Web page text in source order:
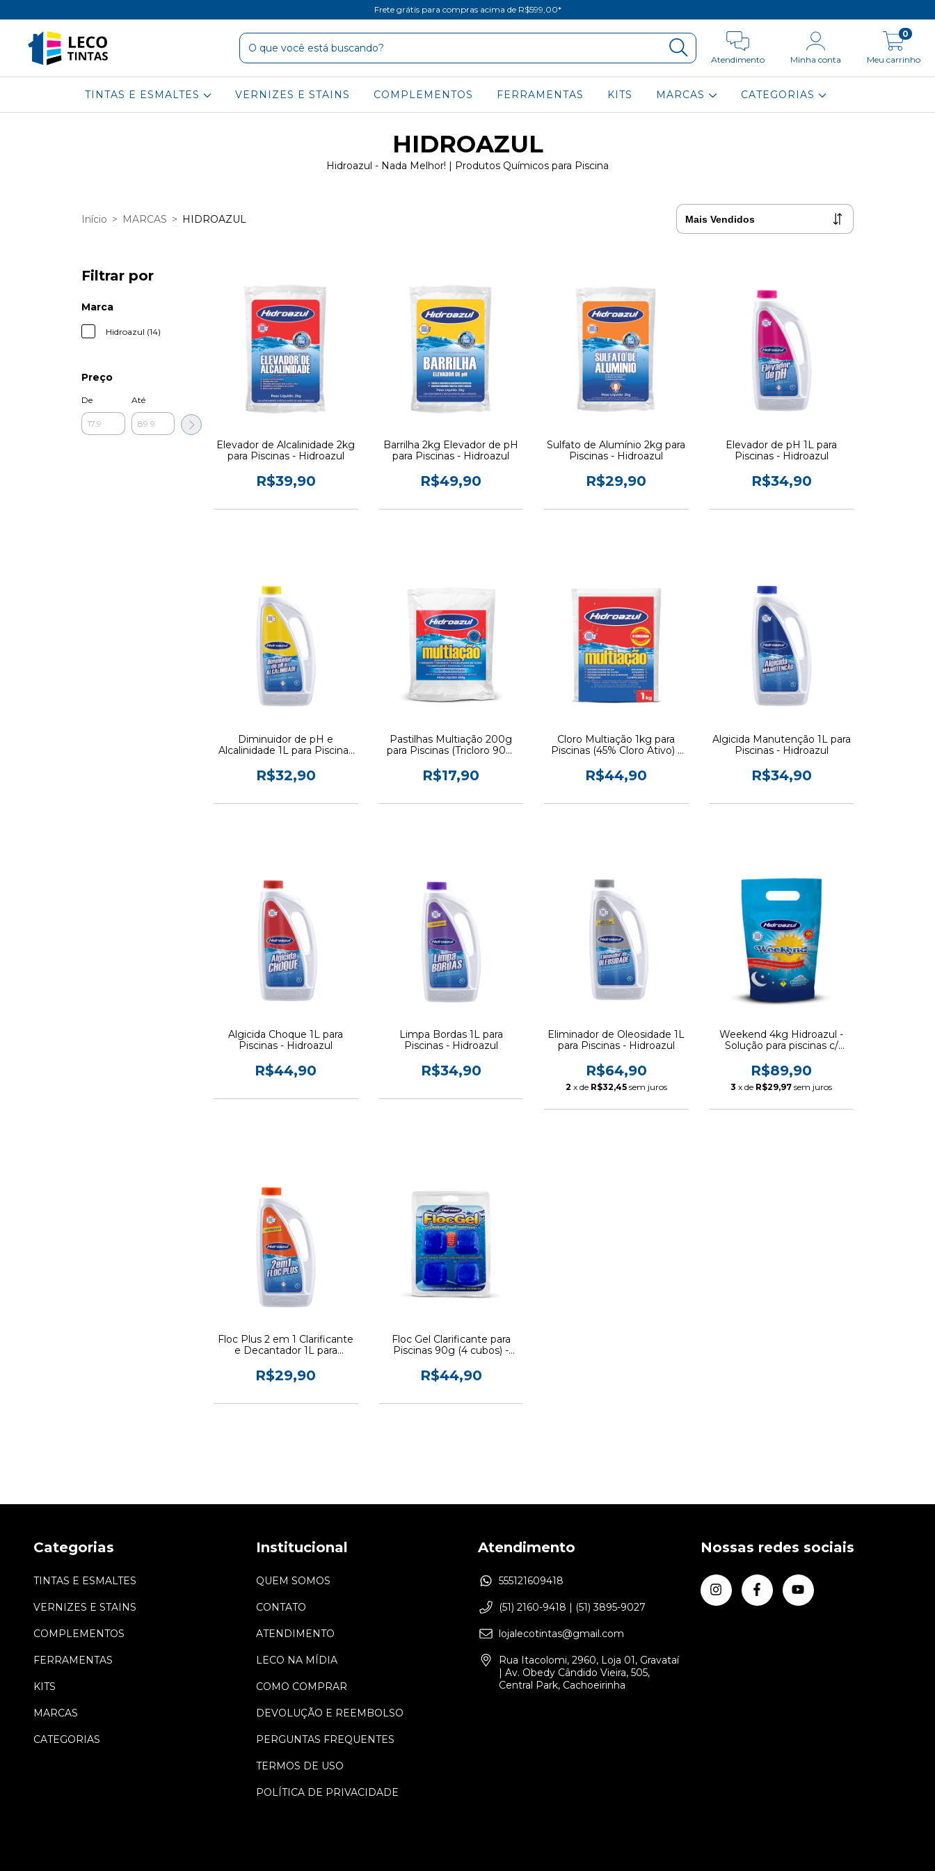
Frete grátis para compras acima de R$599,00*
Atendimento Minha conta Meu carrinho
0
TINTAS E ESMALTES VERNIZES E STAINS COMPLEMENTOS FERRAMENTAS KITS MARCAS CATEGORIAS
HIDROAZUL
Hidroazul - Nada Melhor! | Produtos Químicos para Piscina
Início > MARCAS > HIDROAZUL
Filtrar por
Marca
Hidroazul (14)
Preço
De Até
Elevador de Alcalinidade 2kg
para Piscinas - Hidroazul
R$39,90
Barrilha 2kg Elevador de pH
para Piscinas - Hidroazul
R$49,90
Sulfato de Alumínio 2kg para
Piscinas - Hidroazul
R$29,90
Elevador de pH 1L para
Piscinas - Hidroazul
R$34,90
Diminuidor de pH e
Alcalinidade 1L para Piscinas
R$32,90
Pastilhas Multiação 200g
para Piscinas (Tricloro 90%
R$17,90
Cloro Multiação 1kg para
Piscinas (45% Cloro Ativo) -
R$44,90
Algicida Manutenção 1L para
Piscinas - Hidroazul
R$34,90
Algicida Choque 1L para
Piscinas - Hidroazul
R$44,90
Limpa Bordas 1L para
Piscinas - Hidroazul
R$34,90
Eliminador de Oleosidade 1L
para Piscinas - Hidroazul
R$64,90
2 x de R$32,45 sem juros
Weekend 4kg Hidroazul -
Solução para piscinas c/
R$89,90
3 x de R$29,97 sem juros
Floc Plus 2 em 1 Clarificante
e Decantador 1L para
R$29,90
Floc Gel Clarificante para
Piscinas 90g (4 cubos) -
R$44,90
Categorias
TINTAS E ESMALTES
VERNIZES E STAINS
COMPLEMENTOS
FERRAMENTAS
KITS
MARCAS
CATEGORIAS
Institucional
QUEM SOMOS
CONTATO
ATENDIMENTO
LECO NA MÍDIA
COMO COMPRAR
DEVOLUÇÃO E REEMBOLSO
PERGUNTAS FREQUENTES
TERMOS DE USO
POLÍTICA DE PRIVACIDADE
Atendimento
555121609418
(51) 2160-9418 | (51) 3895-9027
lojalecotintas@gmail.com
Rua Itacolomi, 2960, Loja 01, Gravataí
| Av. Obedy Cândido Vieira, 505,
Central Park, Cachoeirinha
Nossas redes sociais